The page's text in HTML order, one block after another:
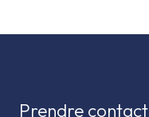
prendre contact